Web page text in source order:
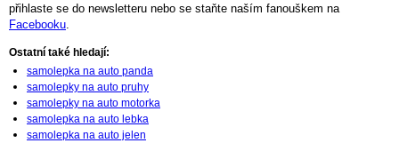
přihlaste se do newsletteru nebo se staňte naším fanouškem na
Facebooku
Ostatní také hledají:
samolepka na auto panda
samolepky na auto pruhy
samolepky na auto motorka
samolepka na auto lebka
samolepka na auto jelen